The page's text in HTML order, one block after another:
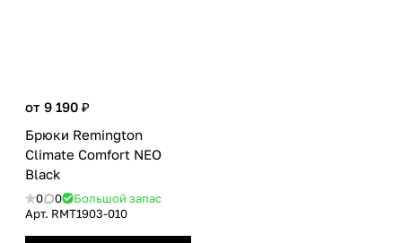
от 9 190 ₽
Брюки Remington
Сlimate Сomfort NEO
Black
0 0
Большой запас
Арт. RMТ1903-010